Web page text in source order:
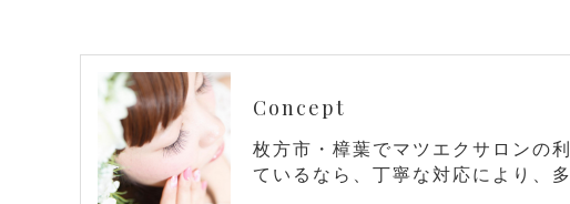
Concept
枚方市・樟葉でマツエクサロンの
ているなら、丁寧な対応により、